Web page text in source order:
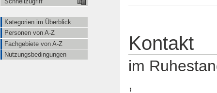
Kategorien im Überblick
Personen von A-Z
Fachgebiete von A-Z
Nutzungsbedingungen
Kontakt
im
,